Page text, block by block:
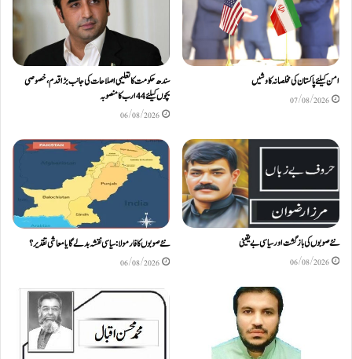
امن کیلئے پاکستان کی مخلصانہ کاوشیں
07/08/2026
سندھ حکومت کا تعلیمی اصلاحات کی جانب بڑا قدم، خصوصی
بچوں کیلئے44 ارب کا منصوبہ
06/08/2026
نئے صوبوں کی بازگشت اور سیاسی بے یقینی
06/08/2026
نئے صوبوں کا فارمولا: سیاسی نقشہ بدلے گا یا معاشی تقدیر؟
06/08/2026